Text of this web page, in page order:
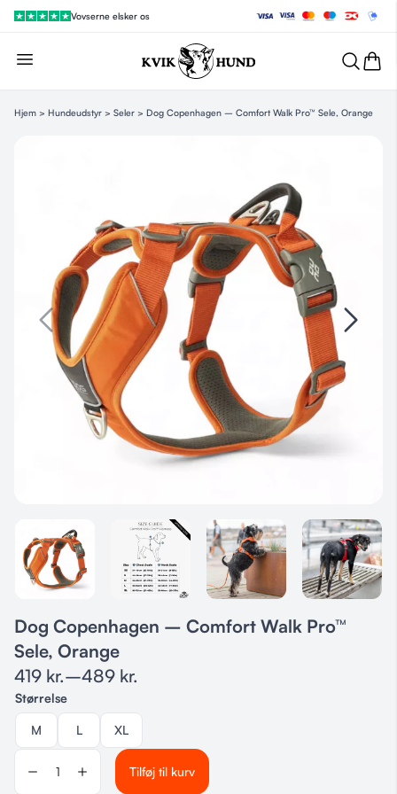
Vovserne elsker os
Hjem > Hundeudstyr > Seler > Dog Copenhagen – Comfort Walk Pro™ Sele, Orange
Dog Copenhagen – Comfort Walk Pro™
Sele, Orange
419 kr.–489 kr.
Størrelse
M L XL
Tilføj til kurv